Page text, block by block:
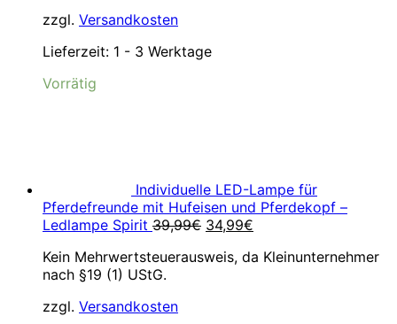
zzgl. Versandkosten
Lieferzeit: 1 - 3 Werktage
Vorrätig
Individuelle LED-Lampe für
Pferdefreunde mit Hufeisen und Pferdekopf –
Ledlampe Spirit 39,99€ Ursprünglicher
war:
34,99€
ist:
Kein Mehrwertsteuerausweis, da Kleinunternehmer
nach §19 (1) UStG.
zzgl. Versandkosten